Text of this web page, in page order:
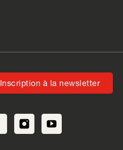
Inscription à la newsletter